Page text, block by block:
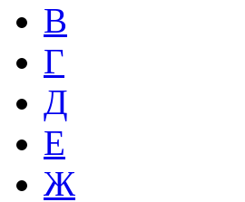
В
Г
Д
Е
Ж